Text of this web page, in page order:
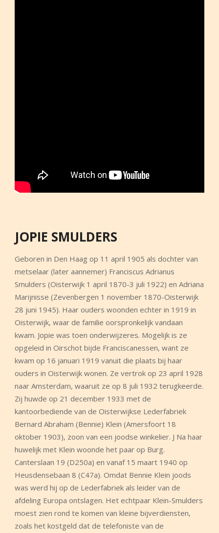
JOPIE SMULDERS
Geboren in Den Haag op 11 april 1905 als dochter van
metselaar (later aannemer) Franciscus Adrianus
Smulders (Oisterwijk 1 april 1870-3 juli 1922) en Adriana
Marijnisse (Zevenbergen 1 november 1870-Oisterwijk
28 juni 1945). Haar ouders woonden echter in 1919 in
Oisterwijk, waar de familie oorspronkelijk vandaan
kwam. Jopie was toen onderwijzeres. Mogelijk is ze
opgeleid in Oirschot bijde Franciscanessen, want ze
kwam op 16 januari 1919 vanuit die plaats bij haar
ouders in Oisterwijk wonen. Ze vertrok op 23 april 1928
naar Amsterdam, waaruit ze op 8 juli 1932 terugkeerde.
Zij huwde op 21 december 1933 met de
kantoorbediende van de Oisterwijkse Lederfabriek
Bernard Abraham (Bennie) Klein (Amersfoort 18
oktober 1903), zoon van een joodse winkelier. J Na haar
huwelijk met Klein woonde het paar op Burg.
Canterslaan 19 (D250a) en vanaf 15 maart 1940 op
Heusdensebaan 8 (C47a). Omdat Bennie Klein joods
was werd hij op de Lederfabriek als leider van de
afdeling Europa ontslagen. Het echtpaar Klein-Smulders
moest zien rond te komen van kleine bijverdiensten,
zoals het kostgeld dat de telefoniste van de